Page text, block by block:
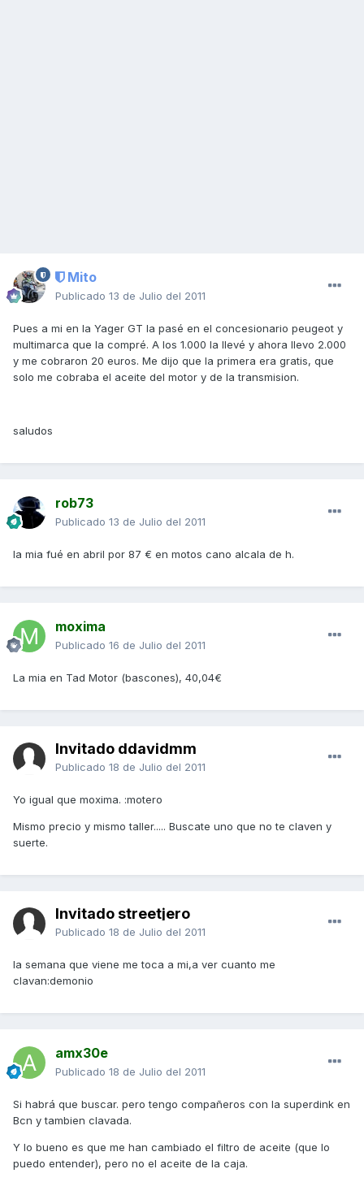
Mito
Publicado 13 de Julio del 2011
Pues a mi en la Yager GT la pasé en el concesionario peugeot y
multimarca que la compré. A los 1.000 la llevé y ahora llevo 2.000
y me cobraron 20 euros. Me dijo que la primera era gratis, que
solo me cobraba el aceite del motor y de la transmision.
saludos
rob73
Publicado 13 de Julio del 2011
la mia fué en abril por 87 € en motos cano alcala de h.
moxima
Publicado 16 de Julio del 2011
La mia en Tad Motor (bascones), 40,04€
Invitado ddavidmm
Publicado 18 de Julio del 2011
Yo igual que moxima. :motero
Mismo precio y mismo taller..... Buscate uno que no te claven y
suerte.
Invitado streetjero
Publicado 18 de Julio del 2011
la semana que viene me toca a mi,a ver cuanto me
clavan:demonio
amx30e
Publicado 18 de Julio del 2011
Si habrá que buscar. pero tengo compañeros con la superdink en
Bcn y tambien clavada.
Y lo bueno es que me han cambiado el filtro de aceite (que lo
puedo entender), pero no el aceite de la caja.